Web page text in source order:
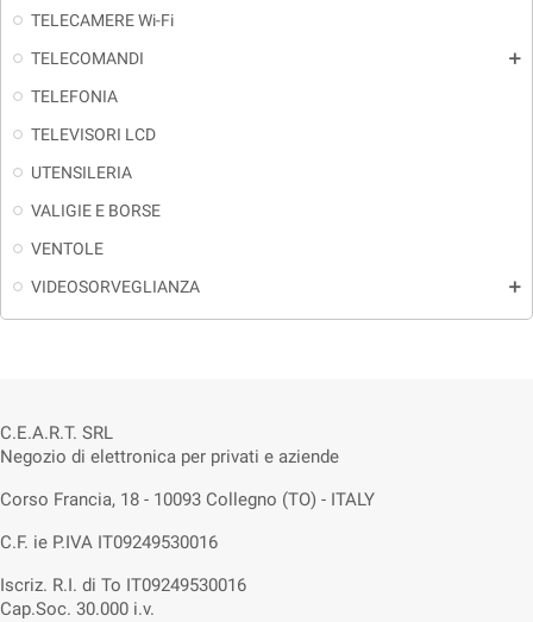
TELECAMERE Wi-Fi
TELECOMANDI
add
TELEFONIA
TELEVISORI LCD
UTENSILERIA
VALIGIE E BORSE
VENTOLE
VIDEOSORVEGLIANZA
add
C.E.A.R.T. SRL
Negozio di elettronica per privati e aziende
Corso Francia, 18 - 10093 Collegno (TO) - ITALY
C.F. ie P.IVA IT09249530016
Iscriz. R.I. di To IT09249530016
Cap.Soc. 30.000 i.v.